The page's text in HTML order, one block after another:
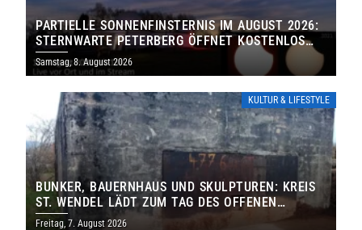
PARTIELLE SONNENFINSTERNIS IM AUGUST 2026:
STERNWARTE PETERBERG ÖFFNET KOSTENLOS
IHRE TORE
Samstag, 8. August 2026
KULTUR & LIFESTYLE
BUNKER, BAUERNHAUS UND SKULPTUREN: KREIS
ST. WENDEL LÄDT ZUM TAG DES OFFENEN
DENKMALS EIN
Freitag, 7. August 2026